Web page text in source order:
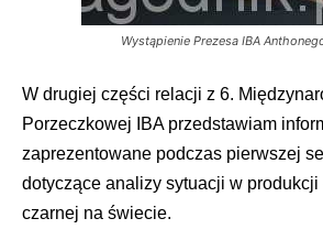
Wystąpienie Prezesa IBA
W drugiej części relacji z 6.
Porzeczkowej IBA przedstawiam
zaprezentowane podczas pierwszej
dotyczące analizy sytuacji w
czarnej na świecie.